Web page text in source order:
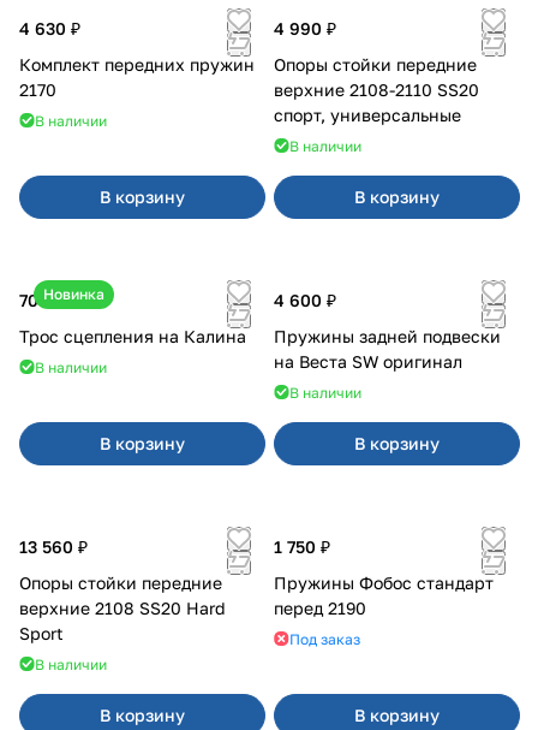
4 630 ₽
Комплект передних пружин
2170
В наличии
В корзину
4 990 ₽
Опоры стойки передние
верхние 2108-2110 SS20
спорт, универсальные
В наличии
В корзину
Новинка
700 ₽
Трос сцепления на Калина
В наличии
В корзину
4 600 ₽
Пружины задней подвески
на Веста SW оригинал
В наличии
В корзину
13 560 ₽
Опоры стойки передние
верхние 2108 SS20 Hard
Sport
В наличии
В корзину
1 750 ₽
Пружины Фобос стандарт
перед 2190
Под заказ
В корзину